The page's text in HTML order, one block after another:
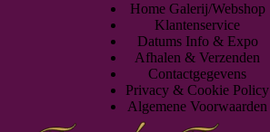
Home Galerij/Webshop
Klantenservice
Datums Info & Expo
Afhalen & Verzenden
Contactgegevens
Privacy & Cookie Policy
Algemene Voorwaarden